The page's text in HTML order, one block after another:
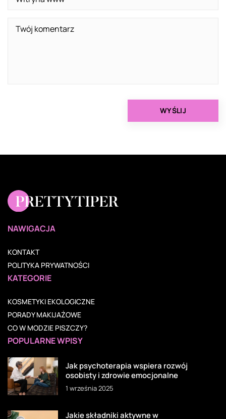
NAWIGACJA
KONTAKT
POLITYKA PRYWATNOŚCI
KATEGORIE
KOSMETYKI EKOLOGICZNE
PORADY MAKIJAŻOWE
CO W MODZIE PISZCZY?
POPULARNE WPISY
Jak psychoterapia wspiera rozwój
osobisty i zdrowie emocjonalne
1 września 2025
Jakie składniki aktywne w